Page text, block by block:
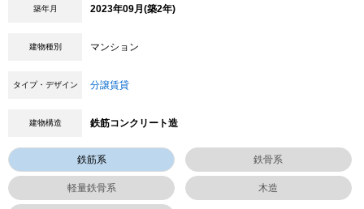
築年月 2023年09月(築2年)
建物種別 マンション
タイプ・デザイン 分譲賃貸
建物構造 鉄筋コンクリート造
鉄筋系 鉄骨系
軽量鉄骨系 木造